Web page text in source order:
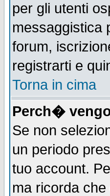
per gli utenti
messaggistica
forum,
registrarti e
Torna in cima
Perch�
Se non
un periodo
tuo account.
ma ricorda